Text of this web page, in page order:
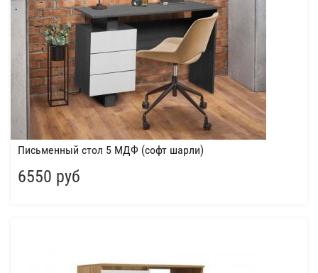
Письменный стол 5 МДФ (софт шарли)
6550 руб